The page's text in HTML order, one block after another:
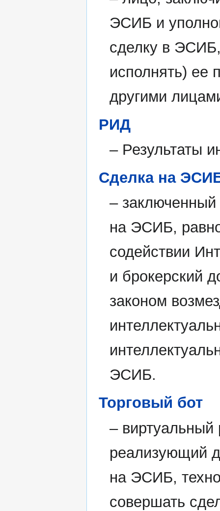
ЭСИБ и
сделку в
исполнять) ее
другими
РИД
– Результаты
Сделка на
– заключенный
на ЭСИБ,
содействии
и брокерский
законом
ЭСИБ.
Торговый бот
–
реализующий
на ЭСИБ,
совершать